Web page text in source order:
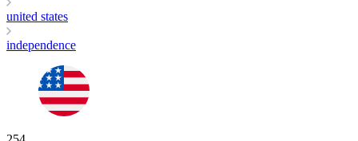
united states
independence